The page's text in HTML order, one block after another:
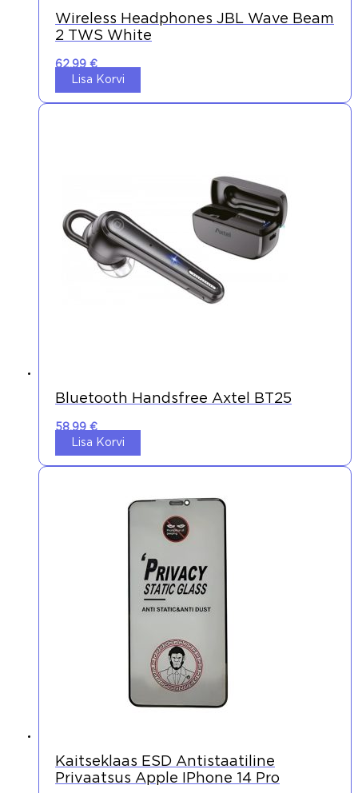
Wireless Headphones JBL Wave Beam
2 TWS White
62,99 €
Lisa Korvi
Bluetooth Handsfree Axtel BT25
58,99 €
Lisa Korvi
Kaitseklaas ESD Antistaatiline
Privaatsus Apple IPhone 14 Pro